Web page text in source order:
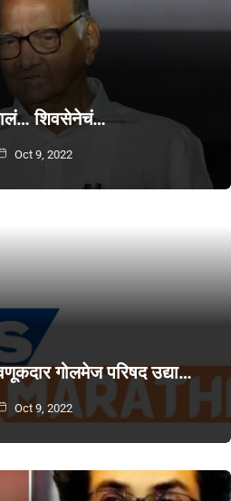
शिवसेनेचं…
Oct 9, 2022
गोलमेज परिषद उद्या…
Oct 9, 2022